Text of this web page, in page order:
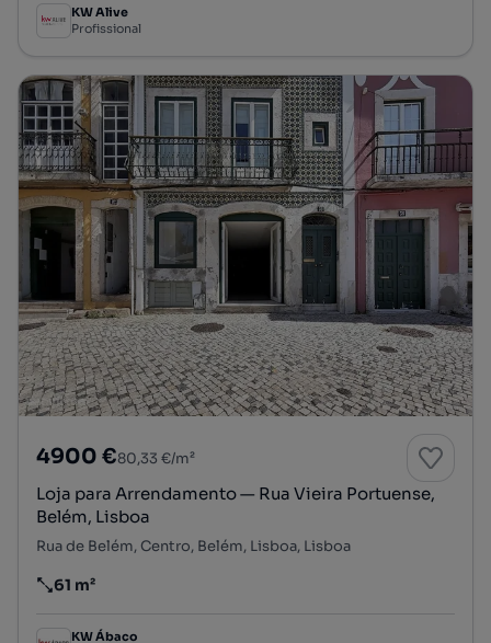
KW Alive
Profissional
4900 €80,33 €/m²
Loja para Arrendamento — Rua Vieira Portuense,
Belém, Lisboa
Rua de Belém, Centro, Belém, Lisboa, Lisboa
Preço por metro quadrado
61 m²
KW Ábaco